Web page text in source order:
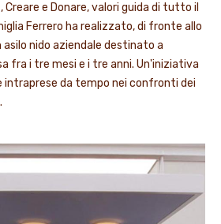
e Donare, valori guida di tutto il
Ferrero ha realizzato, di fronte allo
nido aziendale destinato a
fra i tre mesi e i tre anni. Un'iniziativa
intraprese da tempo nei confronti dei